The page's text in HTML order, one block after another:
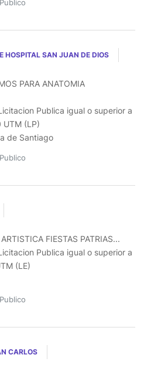
HOSPITAL SAN JUAN DE DIOS
PARA ANATOMIA
Publica igual o superior a
(LP)
de Santiago
FIESTAS PATRIAS...
Publica igual o superior a
(LE)
CARLOS